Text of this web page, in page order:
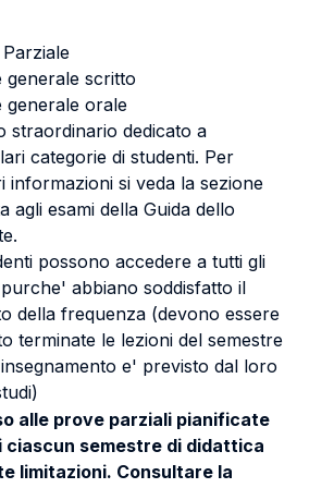
generale scritto
generale orale
straordinario dedicato a
categorie di studenti. Per
informazioni si veda la sezione
agli esami della Guida dello
possono accedere a tutti gli
abbiano soddisfatto il
della frequenza (devono essere
terminate le lezioni del semestre
e' previsto dal loro
alle prove parziali pianificate
ciascun semestre di didattica
limitazioni. Consultare la